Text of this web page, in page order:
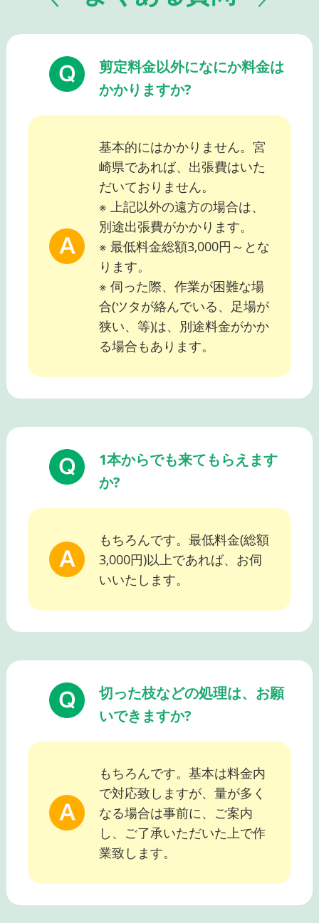
剪定料金以外になにか料金は
かかりますか?
基本的にはかかりません。宮
崎県であれば、出張費はいた
だいておりません。
※ 上記以外の遠方の場合は、
別途出張費がかかります。
※ 最低料金総額3,000円～とな
ります。
※ 伺った際、作業が困難な場
合(ツタが絡んでいる、足場が
狭い、等)は、別途料金がかか
る場合もあります。
1本からでも来てもらえます
か?
もちろんです。最低料金(総額
3,000円)以上であれば、お伺
いいたします。
切った枝などの処理は、お願
いできますか?
もちろんです。基本は料金内
で対応致しますが、量が多く
なる場合は事前に、ご案内
し、ご了承いただいた上で作
業致します。